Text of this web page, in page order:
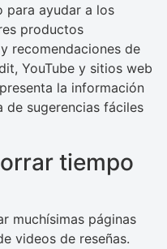
para ayudar a los
productos
recomendaciones de
YouTube y sitios web
la información
de sugerencias fáciles
tiempo
muchísimas páginas
videos de reseñas.